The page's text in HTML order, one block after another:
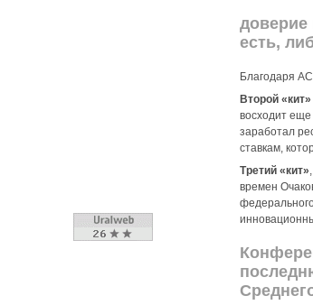
доверие
есть,
Благодаря
Второй «кит»
восходит
заработал
ставкам,
Третий «кит»
времен